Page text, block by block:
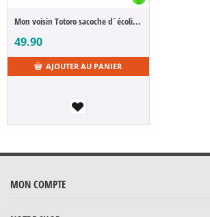
Mon voisin Totoro sacoche d´écolier Totoro Dandelion
49.90
AJOUTER AU PANIER
MON COMPTE